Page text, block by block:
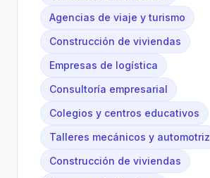
Agencias de viaje y turismo
Construcción de viviendas
Empresas de logística
Consultoría empresarial
Colegios y centros educativos
Talleres mecánicos y automotriz
Construcción de viviendas